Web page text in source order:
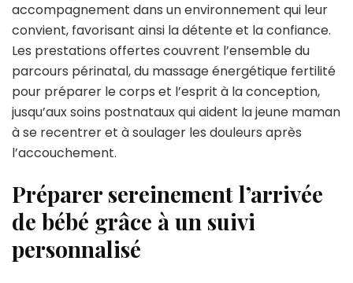
accompagnement dans un environnement qui leur
convient, favorisant ainsi la détente et la confiance.
Les prestations offertes couvrent l’ensemble du
parcours périnatal, du massage énergétique fertilité
pour préparer le corps et l’esprit à la conception,
jusqu’aux soins postnataux qui aident la jeune maman
à se recentrer et à soulager les douleurs après
l’accouchement.
Préparer sereinement l’arrivée
de bébé grâce à un suivi
personnalisé